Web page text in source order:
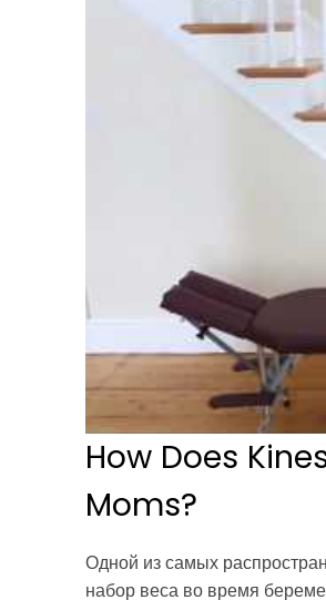
How Does
Moms?
Одной из самых
набор веса во время